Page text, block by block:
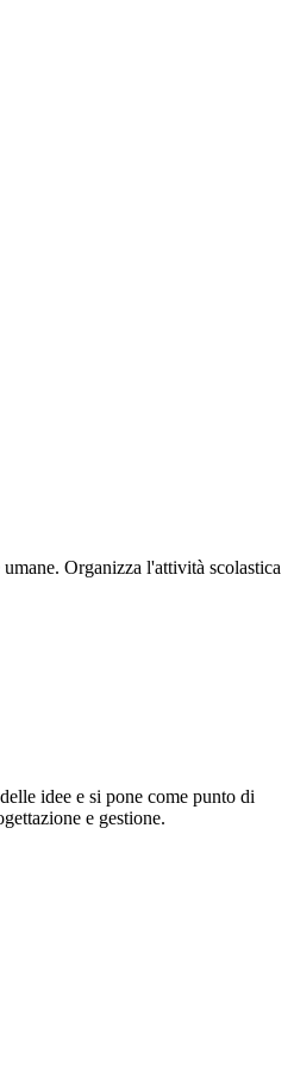
Organizza l'attività scolastica
idee e si pone come punto di
e gestione.